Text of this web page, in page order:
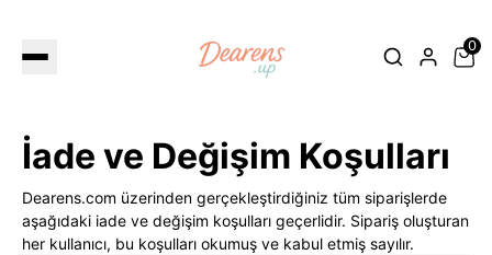
0
İade ve Değişim Koşulları
Dearens.com üzerinden gerçekleştirdiğiniz tüm siparişlerde
aşağıdaki iade ve değişim koşulları geçerlidir. Sipariş oluşturan
her kullanıcı, bu koşulları okumuş ve kabul etmiş sayılır.